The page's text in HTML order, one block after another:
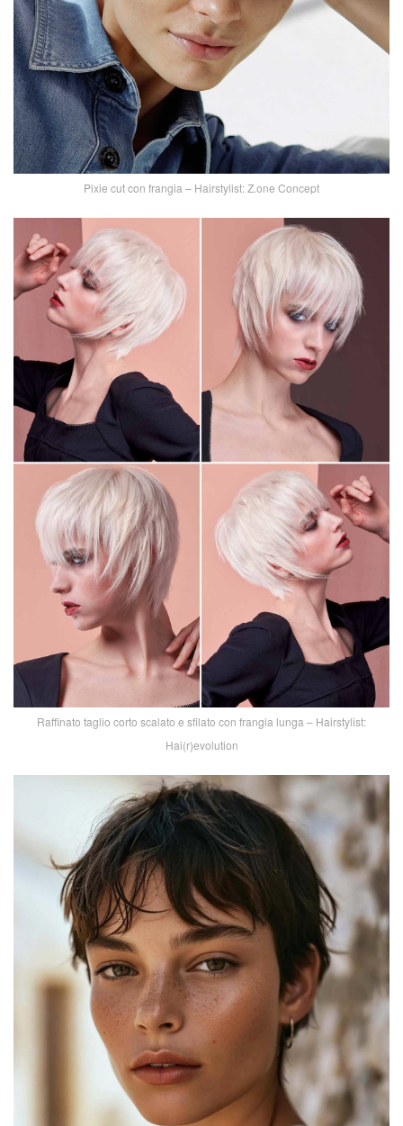
Pixie cut con frangia – Hairstylist: Z.one Concept
Raffinato taglio corto scalato e sfilato con frangia lunga – Hairstylist:
Hai(r)evolution